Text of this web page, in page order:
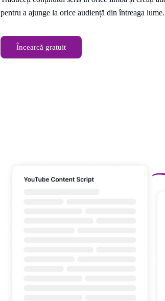
pentru a ajunge la orice audiență din întreaga lume.
Încearcă gratuit